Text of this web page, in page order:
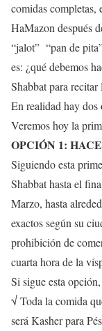
comidas
HaMazon después
“jalot” “pan de
es: ¿qué debemos
Shabbat para
En realidad hay dos
Veremos hoy la
OPCIÓN 1:
Siguiendo esta
Shabbat hasta el
Marzo, hasta
exactos según su
prohibición de
cuarta hora de la
Si sigue esta
√ Toda la comida
será Kasher para